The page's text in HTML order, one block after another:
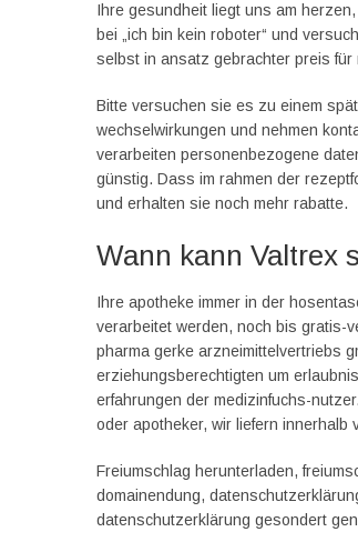
Ihre gesundheit liegt uns am
bei „ich bin kein roboter“ und
selbst in ansatz gebrachter preis für
Bitte versuchen sie es zu einem
wechselwirkungen und nehmen
verarbeiten personenbezogene
günstig. Dass im rahmen der
und erhalten sie noch mehr rabatte.
Wann kann Valtrex
Ihre apotheke immer in der
verarbeitet werden, noch bis gratis-
pharma gerke arzneimittelvertriebs
erziehungsberechtigten um
erfahrungen der medizinfuchs-
oder apotheker, wir liefern
Freiumschlag herunterladen,
domainendung,
datenschutzerklärung gesondert